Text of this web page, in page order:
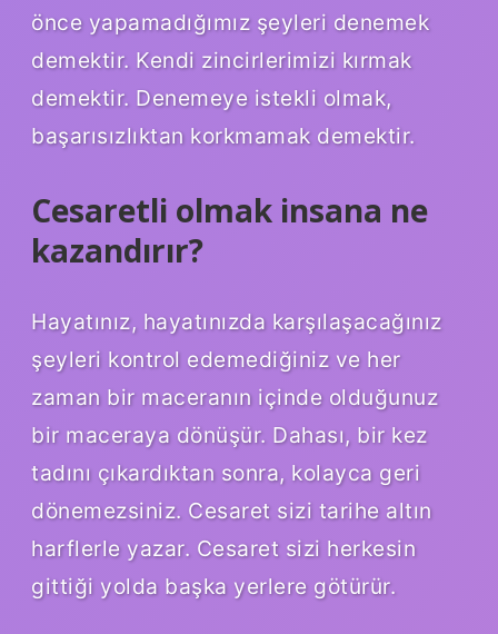
önce yapamadığımız şeyleri denemek
demektir. Kendi zincirlerimizi kırmak
demektir. Denemeye istekli olmak,
başarısızlıktan korkmamak demektir.
Cesaretli olmak insana ne
kazandırır?
Hayatınız, hayatınızda karşılaşacağınız
şeyleri kontrol edemediğiniz ve her
zaman bir maceranın içinde olduğunuz
bir maceraya dönüşür. Dahası, bir kez
tadını çıkardıktan sonra, kolayca geri
dönemezsiniz. Cesaret sizi tarihe altın
harflerle yazar. Cesaret sizi herkesin
gittiği yolda başka yerlere götürür.